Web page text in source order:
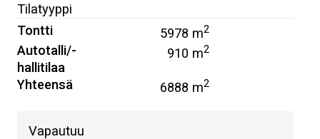
Tilatyyppi
Tontti
5978 m2
Autotalli/-
hallitilaa
910 m2
Yhteensä 6888 m2
Vapautuu